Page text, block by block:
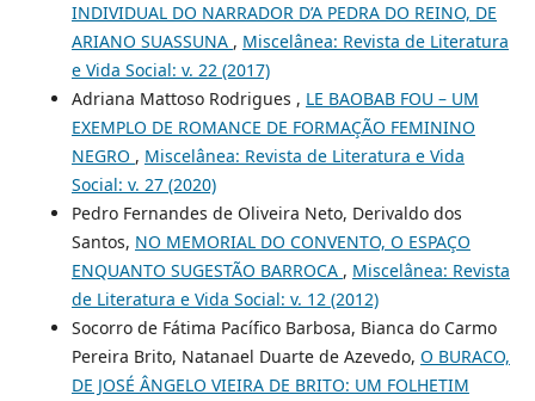
INDIVIDUAL DO NARRADOR D’A PEDRA DO REINO, DE
ARIANO SUASSUNA , Miscelânea: Revista de Literatura
e Vida Social: v. 22 (2017)
Adriana Mattoso Rodrigues , LE BAOBAB FOU – UM
EXEMPLO DE ROMANCE DE FORMAÇÃO FEMININO
NEGRO , Miscelânea: Revista de Literatura e Vida
Social: v. 27 (2020)
Pedro Fernandes de Oliveira Neto, Derivaldo dos
Santos, NO MEMORIAL DO CONVENTO, O ESPAÇO
ENQUANTO SUGESTÃO BARROCA , Miscelânea: Revista
de Literatura e Vida Social: v. 12 (2012)
Socorro de Fátima Pacífico Barbosa, Bianca do Carmo
Pereira Brito, Natanael Duarte de Azevedo, O BURACO,
DE JOSÉ ÂNGELO VIEIRA DE BRITO: UM FOLHETIM